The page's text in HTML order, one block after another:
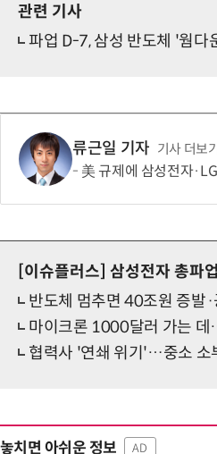
관련 기사
파업 D-7, 삼성 반도체 '웜다운'
류근일 기자 기사 더보기
美 규제에 삼성전자·LG전자 '로청' 글로
[이슈플러스] 삼성전자 총파
반도체 멈추면 40조원 증발·
마이크론 1000달러 가는 데…삼
협력사 '연쇄 위기'…중소 소
놓치면 아쉬운 정보 AD